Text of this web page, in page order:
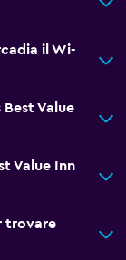
il Wi-
Value
Value Inn
trovare